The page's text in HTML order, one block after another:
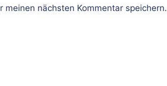
nächsten Kommentar speichern.